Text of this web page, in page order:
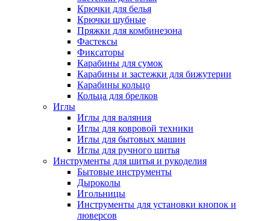
Крючки для белья
Крючки шубные
Пряжки для комбинезона
Фастексы
Фиксаторы
Карабины для сумок
Карабины и застежки для бижутерии
Карабины кольцо
Кольца для брелков
Иглы
Иглы для валяния
Иглы для ковровой техники
Иглы для бытовых машин
Иглы для ручного шитья
Инструменты для шитья и рукоделия
Бытовые инструменты
Дыроколы
Игольницы
Инструменты для установки кнопок и
люверсов